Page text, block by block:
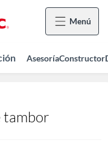
Menú
AsesoríaConstructor
tambor